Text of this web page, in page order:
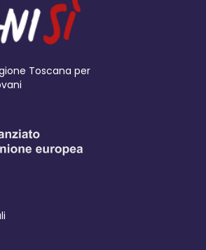
Toscana per